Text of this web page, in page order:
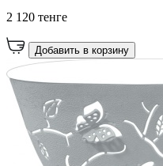
2 120 тенге
Добавить в корзину